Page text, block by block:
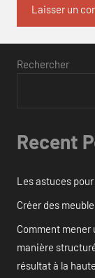
Rechercher
Recent
Les astuces
Créer des
Comment mener
manière
résultat à la